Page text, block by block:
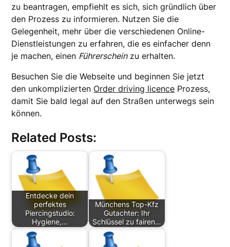
zu beantragen, empfiehlt es sich, sich gründlich über
den Prozess zu informieren. Nutzen Sie die
Gelegenheit, mehr über die verschiedenen Online-
Dienstleistungen zu erfahren, die es einfacher denn
je machen, einen Führerscheinzu erhalten.
Besuchen Sie die Webseite und beginnen Sie jetzt
den unkomplizierten Order driving licence Prozess,
damit Sie bald legal auf den Straßen unterwegs sein
können.
Related Posts:
Entdecke dein
perfektes
Piercingstudio:
Hygiene,…
Münchens Top-Kfz
Gutachter: Ihr
Schlüssel zu fairen…